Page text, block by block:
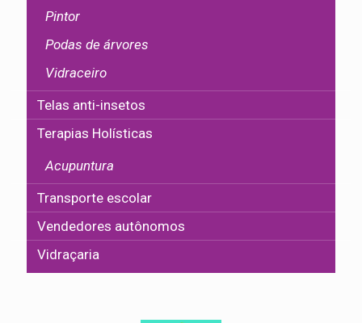
Pintor
Podas de árvores
Vidraceiro
Telas anti-insetos
Terapias Holísticas
Acupuntura
Transporte escolar
Vendedores autônomos
Vidraçaria